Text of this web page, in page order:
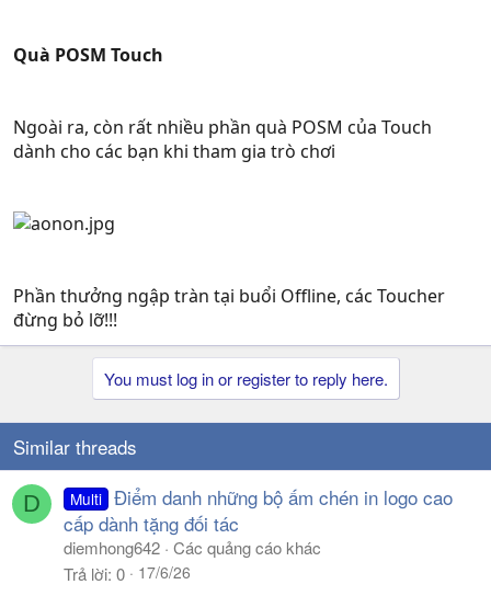
Quà POSM Touch
Ngoài ra, còn rất nhiều phần quà POSM của Touch
dành cho các bạn khi tham gia trò chơi
Phần thưởng ngập tràn tại buổi Offline, các Toucher
đừng bỏ lỡ!!!
You must log in or register to reply here.
Similar threads
D Multi Điểm danh những bộ ấm chén in logo cao
cấp dành tặng đối tác
diemhong642 Các quảng cáo khác
Trả lời 0 17/6/26